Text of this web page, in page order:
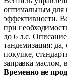
оптимальным для
эффективности.
при
до 6 л.с.
тандемизация:
покупке,
заправка маслом,
Временно не